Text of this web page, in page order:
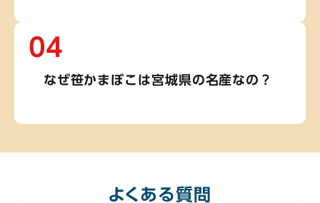
04
なぜ笹かまぼこは宮城県の名産なの？
よくある質問